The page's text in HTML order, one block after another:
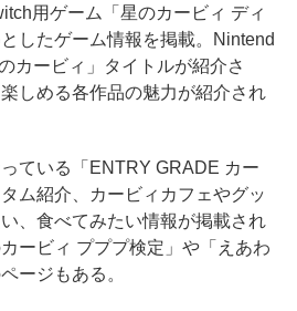
用ゲーム「星のカービィ ディ
したゲーム情報を掲載。Nintend
カービィ」タイトルが紹介さ
しめる各作品の魅力が紹介され
ている「ENTRY GRADE カー
ム紹介、カービィカフェやグッ
、食べてみたい情報が掲載され
ービィ プププ検定」や「えあわ
ージもある。